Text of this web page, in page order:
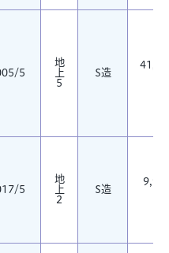
5
地
上
5
S造
5
地
上
2
S造